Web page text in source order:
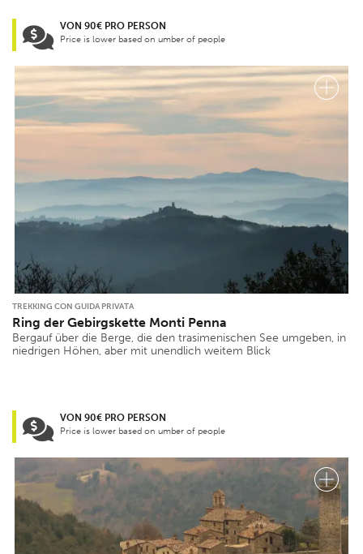
VON 90€ PRO PERSON
Price is lower based on umber of people
TREKKING CON GUIDA PRIVATA
Ring der Gebirgskette Monti Penna
Bergauf über die Berge, die den trasimenischen See umgeben, in
niedrigen Höhen, aber mit unendlich weitem Blick
VON 90€ PRO PERSON
Price is lower based on umber of people